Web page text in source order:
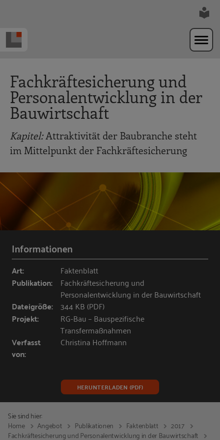
Fachkräftesicherung und
Personalentwicklung in der
Bauwirtschaft
Kapitel:Attraktivität der Baubranche steht
im Mittelpunkt der Fachkräftesicherung
Informationen
Art: Faktenblatt
Publikation:
Fachkräftesicherung und
Personalentwicklung in der Bauwirtschaft
Dateigröße: 344 KB (PDF)
Projekt:
RG-Bau – Bauspezifische
Transfermaßnahmen
Verfasst
von:
Christina Hoffmann
HERUNTERLADEN (PDF)
Sie sind hier:
Home
Angebot Publikationen Faktenblatt
2017
Fachkräftesicherung und Personalentwicklung in der Bauwirtschaft